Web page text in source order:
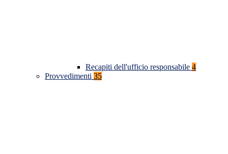
Recapiti dell'ufficio responsabile 4
Provvedimenti 35